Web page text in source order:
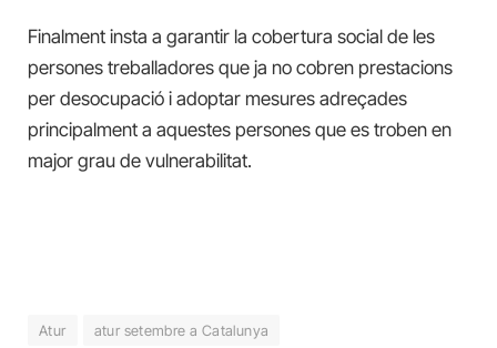
Finalment insta a garantir la cobertura social de les
persones treballadores que ja no cobren prestacions
per desocupació i adoptar mesures adreçades
principalment a aquestes persones que es troben en
major grau de vulnerabilitat.
Atur atur setembre a Catalunya